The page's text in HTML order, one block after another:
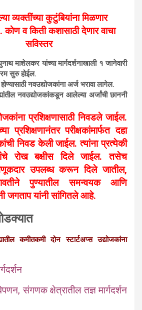
व्यक्तींच्या कुटुंबियांना मिळणार
काेण व किती कशासाठी देणार वाचा
सविस्तर
माशेलकर यांच्या मार्गदर्शनाखाली १ जानेवारी
सुरु होईल.
नवउद्योजकांना अर्ज भरावा लागेल.
नवउद्योजकांकडून आलेल्या अर्जांची छाननी
प्रशिक्षणासाठी निवडले जाईल.
प्रशिक्षणानंतर परीक्षकांमार्फत दहा
निवड केली जाईल. त्यांना प्रत्येकी
रोख बक्षीस दिले जाईल. तसेच
उपलब्ध करून दिले जातील,
पुण्यातील समन्वयक आणि
जगताप यांनी सांगितले आहे.
कमीतकमी दोन स्टार्टअप्स उद्योजकांना
संगणक क्षेत्रातील तज्ञ मार्गदर्शन